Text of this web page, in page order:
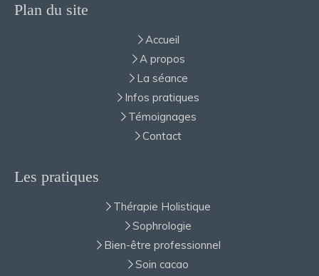
Plan du site
Accueil
A propos
La séance
Infos pratiques
Témoignages
Contact
Les pratiques
Thérapie Holistique
Sophrologie
Bien-être professionnel
Soin cacao